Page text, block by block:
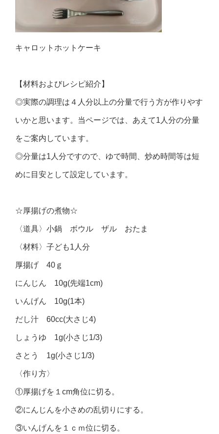
キャロットホットケーキ
【材料およびレシピ紹介】
◎実際の調理は４人分以上の分量で行う方が作りやす
いかと思います。当ページでは、あえて1人分の分量
をご案内しています。
◎分量は1人分ですので、ゆで時間、炒め時間等は短
めに目安として設定しています。
☆厚揚げの煮物☆
〈道具〉小鍋 ボウル ザル おたま
〈材料〉子ども1人分
厚揚げ 40ｇ
にんじん 10g(先端1cm)
いんげん 10g(1本)
だし汁 60cc(大さじ4)
しょうゆ 1g(小さじ1/3)
さとう 1g(小さじ1/3)
〈作り方〉
①厚揚げを１cm角位に切る。
②にんじんを小さめの乱切りにする。
③いんげんを１ｃｍ位に切る。